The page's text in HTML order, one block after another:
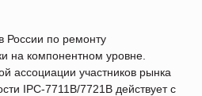
России по ремонту
на компонентном уровне.
ассоциации участников рынка
IPC-7711B/7721B действует с